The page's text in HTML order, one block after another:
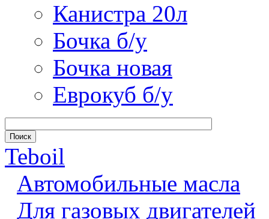
Канистра 20л
Бочка б/у
Бочка новая
Еврокуб б/у
Teboil
Автомобильные масла
Для газовых двигателей